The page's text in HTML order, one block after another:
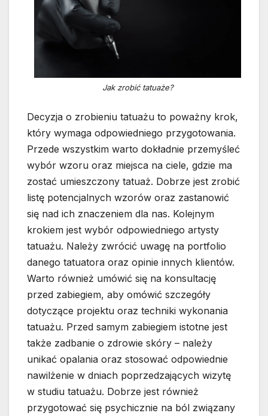
Jak zrobić tatuaże?
Decyzja o zrobieniu tatuażu to poważny krok,
który wymaga odpowiedniego przygotowania.
Przede wszystkim warto dokładnie przemyśleć
wybór wzoru oraz miejsca na ciele, gdzie ma
zostać umieszczony tatuaż. Dobrze jest zrobić
listę potencjalnych wzorów oraz zastanowić
się nad ich znaczeniem dla nas. Kolejnym
krokiem jest wybór odpowiedniego artysty
tatuażu. Należy zwrócić uwagę na portfolio
danego tatuatora oraz opinie innych klientów.
Warto również umówić się na konsultację
przed zabiegiem, aby omówić szczegóły
dotyczące projektu oraz techniki wykonania
tatuażu. Przed samym zabiegiem istotne jest
także zadbanie o zdrowie skóry – należy
unikać opalania oraz stosować odpowiednie
nawilżenie w dniach poprzedzających wizytę
w studiu tatuażu. Dobrze jest również
przygotować się psychicznie na ból związany